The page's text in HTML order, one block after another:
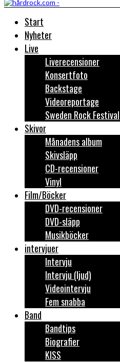
Start
Nyheter
Live
Liverecensioner
Konsertfoto
Backstage
Videoreportage
Sweden Rock Festival
Skivor
Månadens album
Skivsläpp
CD-recensioner
Vinyl
Film/Böcker
DVD-recensioner
DVD-släpp
Musikböcker
intervjuer
Intervju
Intervju (ljud)
Videointervju
Fem snabba
Band
Bandtips
Biografier
KISS